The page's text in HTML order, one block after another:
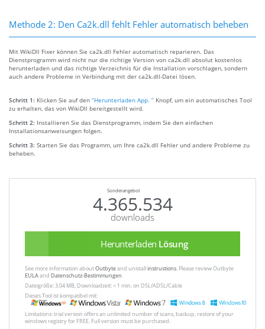
Methode 2: Den Ca2k.dll fehlt Fehler automatisch beheben
Mit WikiDll Fixer können Sie ca2k.dll Fehler automatisch reparieren. Das
Dienstprogramm wird nicht nur die richtige Version von ca2k.dll absolut kostenlos
herunterladen und das richtige Verzeichnis für die Installation vorschlagen, sondern
auch andere Probleme in Verbindung mit der ca2k.dll-Datei lösen.
Schritt 1: Klicken Sie auf den “Herunterladen App. ” Knopf, um ein automatisches Tool
zu erhalten, das von WikiDll bereitgestellt wird.
Schritt 2: Installieren Sie das Dienstprogramm, indem Sie den einfachen
Installationsanweisungen folgen.
Schritt 3: Starten Sie das Programm, um Ihre ca2k.dll Fehler und andere Probleme zu
beheben.
Sonderangebot
4.365.534
downloads
Herunterladen Lösung
See more information aboutOutbyteand unistallinstrustions. Please review Outbyte
EULAand Datenschutz-Bestimmungen
Dateigröße: 3.04 MB, Downloadzeit: < 1 min. on DSL/ADSL/Cable
Dieses Tool ist kompatibel mit:
Limitations: trial version offers an unlimited number of scans, backup, restore of your
windows registry for FREE. Full version must be purchased.